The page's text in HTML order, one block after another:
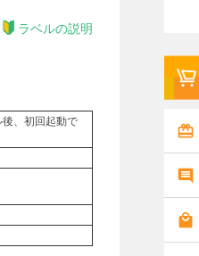
ラベルの説明
、初回起動で